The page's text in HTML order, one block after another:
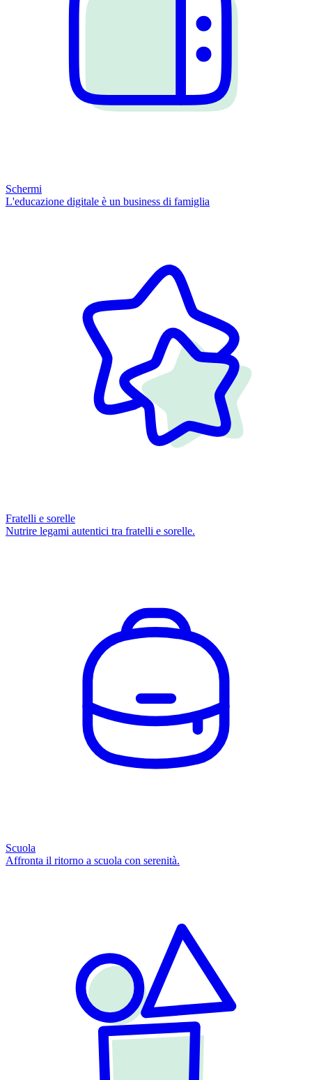
Schermi
L'educazione digitale è un business di famiglia
Fratelli e sorelle
Nutrire legami autentici tra fratelli e sorelle.
Scuola
Affronta il ritorno a scuola con serenità.